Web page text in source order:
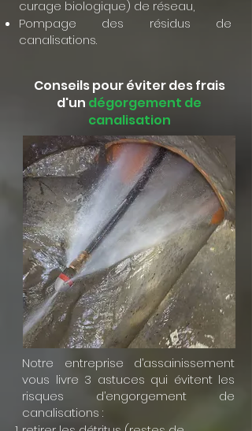
curage biologique) de réseau,
Pompage des résidus de
canalisations.
Conseils pour éviter des frais
d'un dégorgement de
canalisation
Notre entreprise d’assainissement
vous livre 3 astuces qui évitent les
risques d’engorgement de
canalisations :